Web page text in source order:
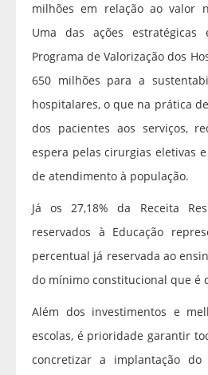
milhões em relação ao valor
Uma das ações
Programa de Valorização dos
650 milhões para a
hospitalares, o que na prática
dos pacientes aos serviços,
espera pelas cirurgias eletivas
de atendimento à população.
Já os 27,18% da Receita
reservados à Educação
percentual já reservada ao
do mínimo constitucional que é
Além dos investimentos e
escolas, é prioridade garantir
concretizar a implantação do